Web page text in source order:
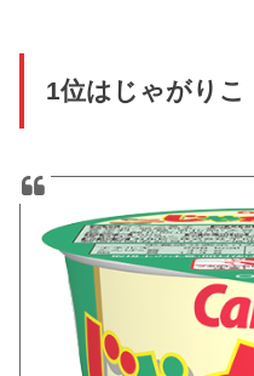
1位はじゃがりこ